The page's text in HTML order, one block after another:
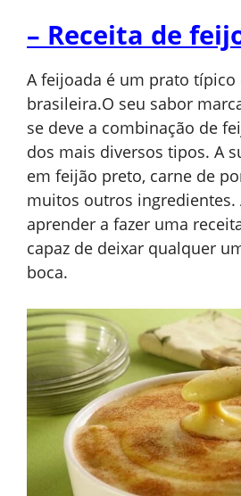
– Receita de
A feijoada é um prato típico
brasileira.O seu sabor
se deve a combinação de
dos mais diversos tipos. A
em feijão preto, carne de
muitos outros ingredientes.
aprender a fazer uma
capaz de deixar qualquer
boca.